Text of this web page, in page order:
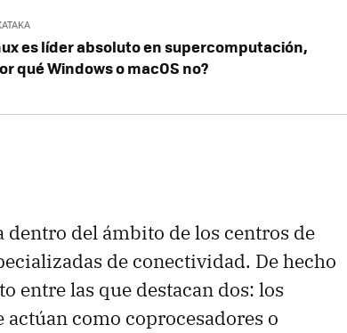
es líder absoluto en supercomputación,
qué Windows o macOS no?
del ámbito de los centros de
de conectividad. De hecho
entre las que destacan dos: los
como coprocesadores o